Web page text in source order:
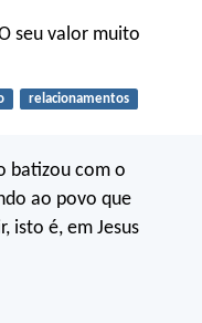
seu valor muito
relacionamentos
batizou com o
ao povo que
isto é, em Jesus